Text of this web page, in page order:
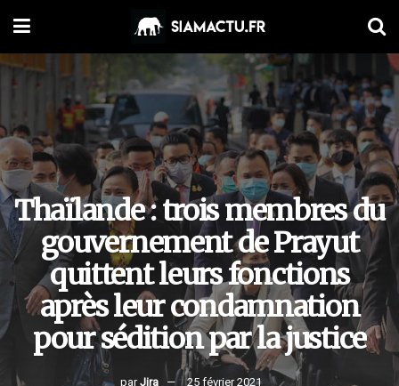
Thaïlande : trois membres du
gouvernement de Prayut
quittent leurs fonctions
après leur condamnation
pour sédition par la justice
par Jira 25 février 2021